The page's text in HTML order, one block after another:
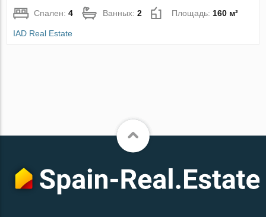
Спален:4 Ванных:2 Площадь: 160 м²
IAD Real Estate